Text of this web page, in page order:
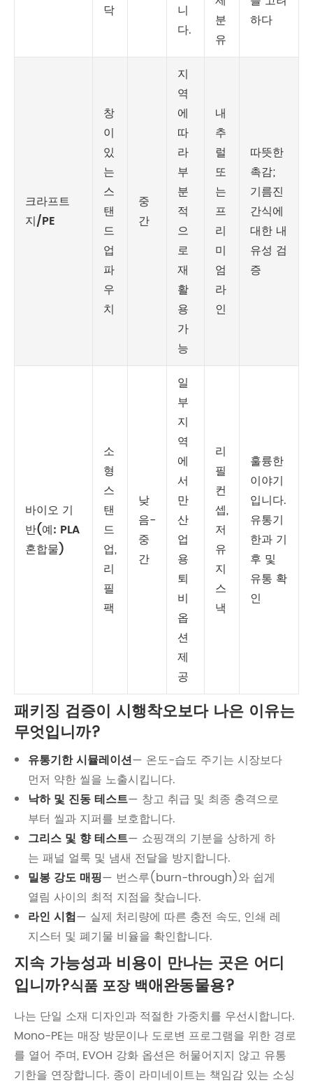
닥
니
다.
분
유
하다
크라프트
지/PE
창
이
있
는
스
탠
드
업
파
우
치
중
간
지
역
에
따
라
부
분
적
으
로
재
활
용
가
능
내
추
럴
또
는
프
리
미
엄
라
인
따뜻한
촉감;
기름진
간식에
대한 내
유성 검
증
바이오 기
반(예: PLA
혼합물)
소
형
스
탠
드
업,
리
필
팩
낮
음-
중
간
일
부
지
역
에
서
만
산
업
용
퇴
비
옵
션
제
공
리
필
컨
셉,
저
유
지
스
낵
훌륭한
이야기
입니다.
유통기
한과 기
후 및
유통 확
인
패키징 검증이 시행착오보다 나은 이유는
무엇입니까?
유통기한 시뮬레이션— 온도-습도 주기는 시장보다
먼저 약한 씰을 노출시킵니다.
낙하 및 진동 테스트— 창고 취급 및 최종 충격으로
부터 씰과 지퍼를 보호합니다.
그리스 및 향 테스트— 쇼핑객의 기분을 상하게 하
는 패널 얼룩 및 냄새 전달을 방지합니다.
밀봉 강도 매핑— 번스루(burn-through)와 쉽게
열림 사이의 최적 지점을 찾습니다.
라인 시험— 실제 처리량에 따른 충전 속도, 인쇄 레
지스터 및 폐기물 비율을 확인합니다.
지속 가능성과 비용이 만나는 곳은 어디
입니까?식품 포장 백애완동물용?
나는 단일 소재 디자인과 적절한 가중치를 우선시합니다.
Mono-PE는 매장 방문이나 도로변 프로그램을 위한 경로
를 열어 주며, EVOH 강화 옵션은 허물어지지 않고 유통
기한을 연장합니다. 종이 라미네이트는 책임감 있는 소싱